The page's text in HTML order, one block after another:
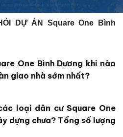
DỰ ÁN Square One Bình
One Bình Dương khi nào
giao nhà sớm nhất?
loại dân cư Square One
dựng chưa? Tổng số lượng